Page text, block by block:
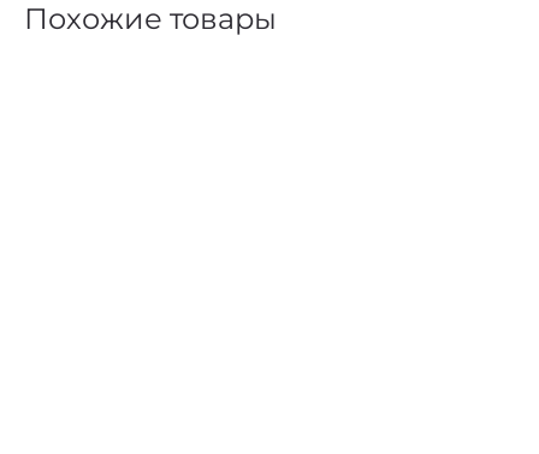
Похожие товары